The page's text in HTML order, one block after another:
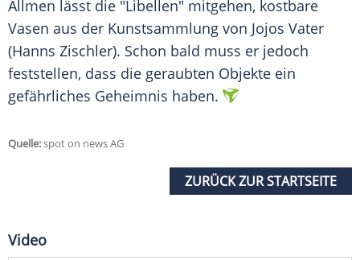
Allmen lässt die "Libellen" mitgehen, kostbare
Vasen aus der Kunstsammlung von Jojos Vater
(Hanns Zischler). Schon bald muss er jedoch
feststellen, dass die geraubten Objekte ein
gefährliches Geheimnis haben.
Quelle:spot on news AG
ZURÜCK ZUR STARTSEITE
Video